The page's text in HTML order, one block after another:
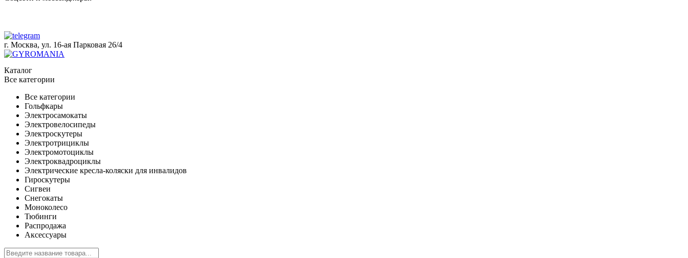
г. Москва, ул. 16-ая Парковая 26/4
Каталог
Все категории
Все категории
Гольфкары
Электросамокаты
Электровелосипеды
Электроскутеры
Электротрициклы
Электромотоциклы
Электроквадроциклы
Электрические кресла-коляски для инвалидов
Гироскутеры
Сигвеи
Снегокаты
Моноколесо
Тюбинги
Распродажа
Аксессуары